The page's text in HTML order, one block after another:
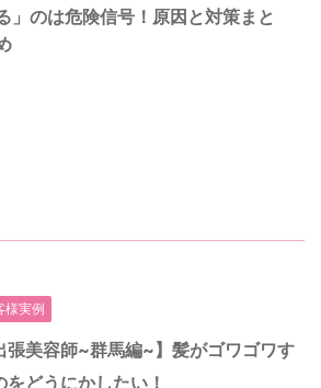
」のは危険信号！原因と対策まと
様実例
張美容師~群馬編~】髪がゴワゴワす
をどうにかしたい！